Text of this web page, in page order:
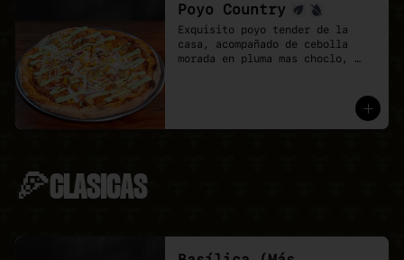
Poyo Country
Exquisito poyo tender de la
casa, acompañado de cebolla
morada en pluma mas choclo,
🍕CLASICAS